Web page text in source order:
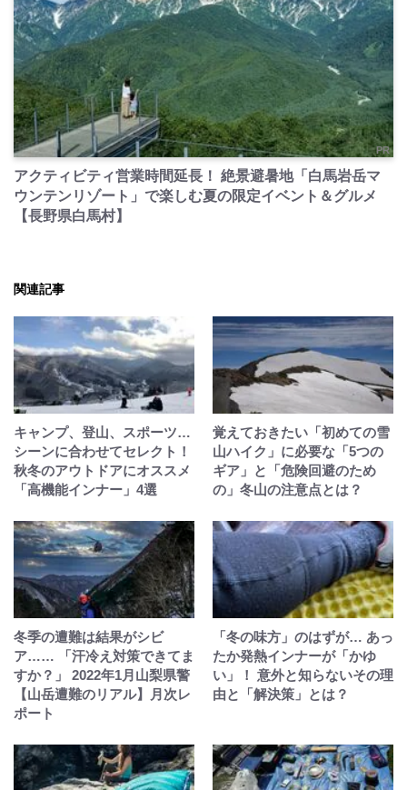
PR
アクティビティ営業時間延長！ 絶景避暑地「白馬岩岳マ
ウンテンリゾート」で楽しむ夏の限定イベント＆グルメ
【長野県白馬村】
関連記事
キャンプ、登山、スポーツ…
シーンに合わせてセレクト！
秋冬のアウトドアにオススメ
「高機能インナー」4選
覚えておきたい「初めての雪
山ハイク」に必要な「5つの
ギア」と「危険回避のため
の」冬山の注意点とは？
冬季の遭難は結果がシビ
ア…… 「汗冷え対策できてま
すか？」 2022年1月山梨県警
【山岳遭難のリアル】月次レ
ポート
「冬の味方」のはずが… あっ
たか発熱インナーが「かゆ
い」！ 意外と知らないその理
由と「解決策」とは？